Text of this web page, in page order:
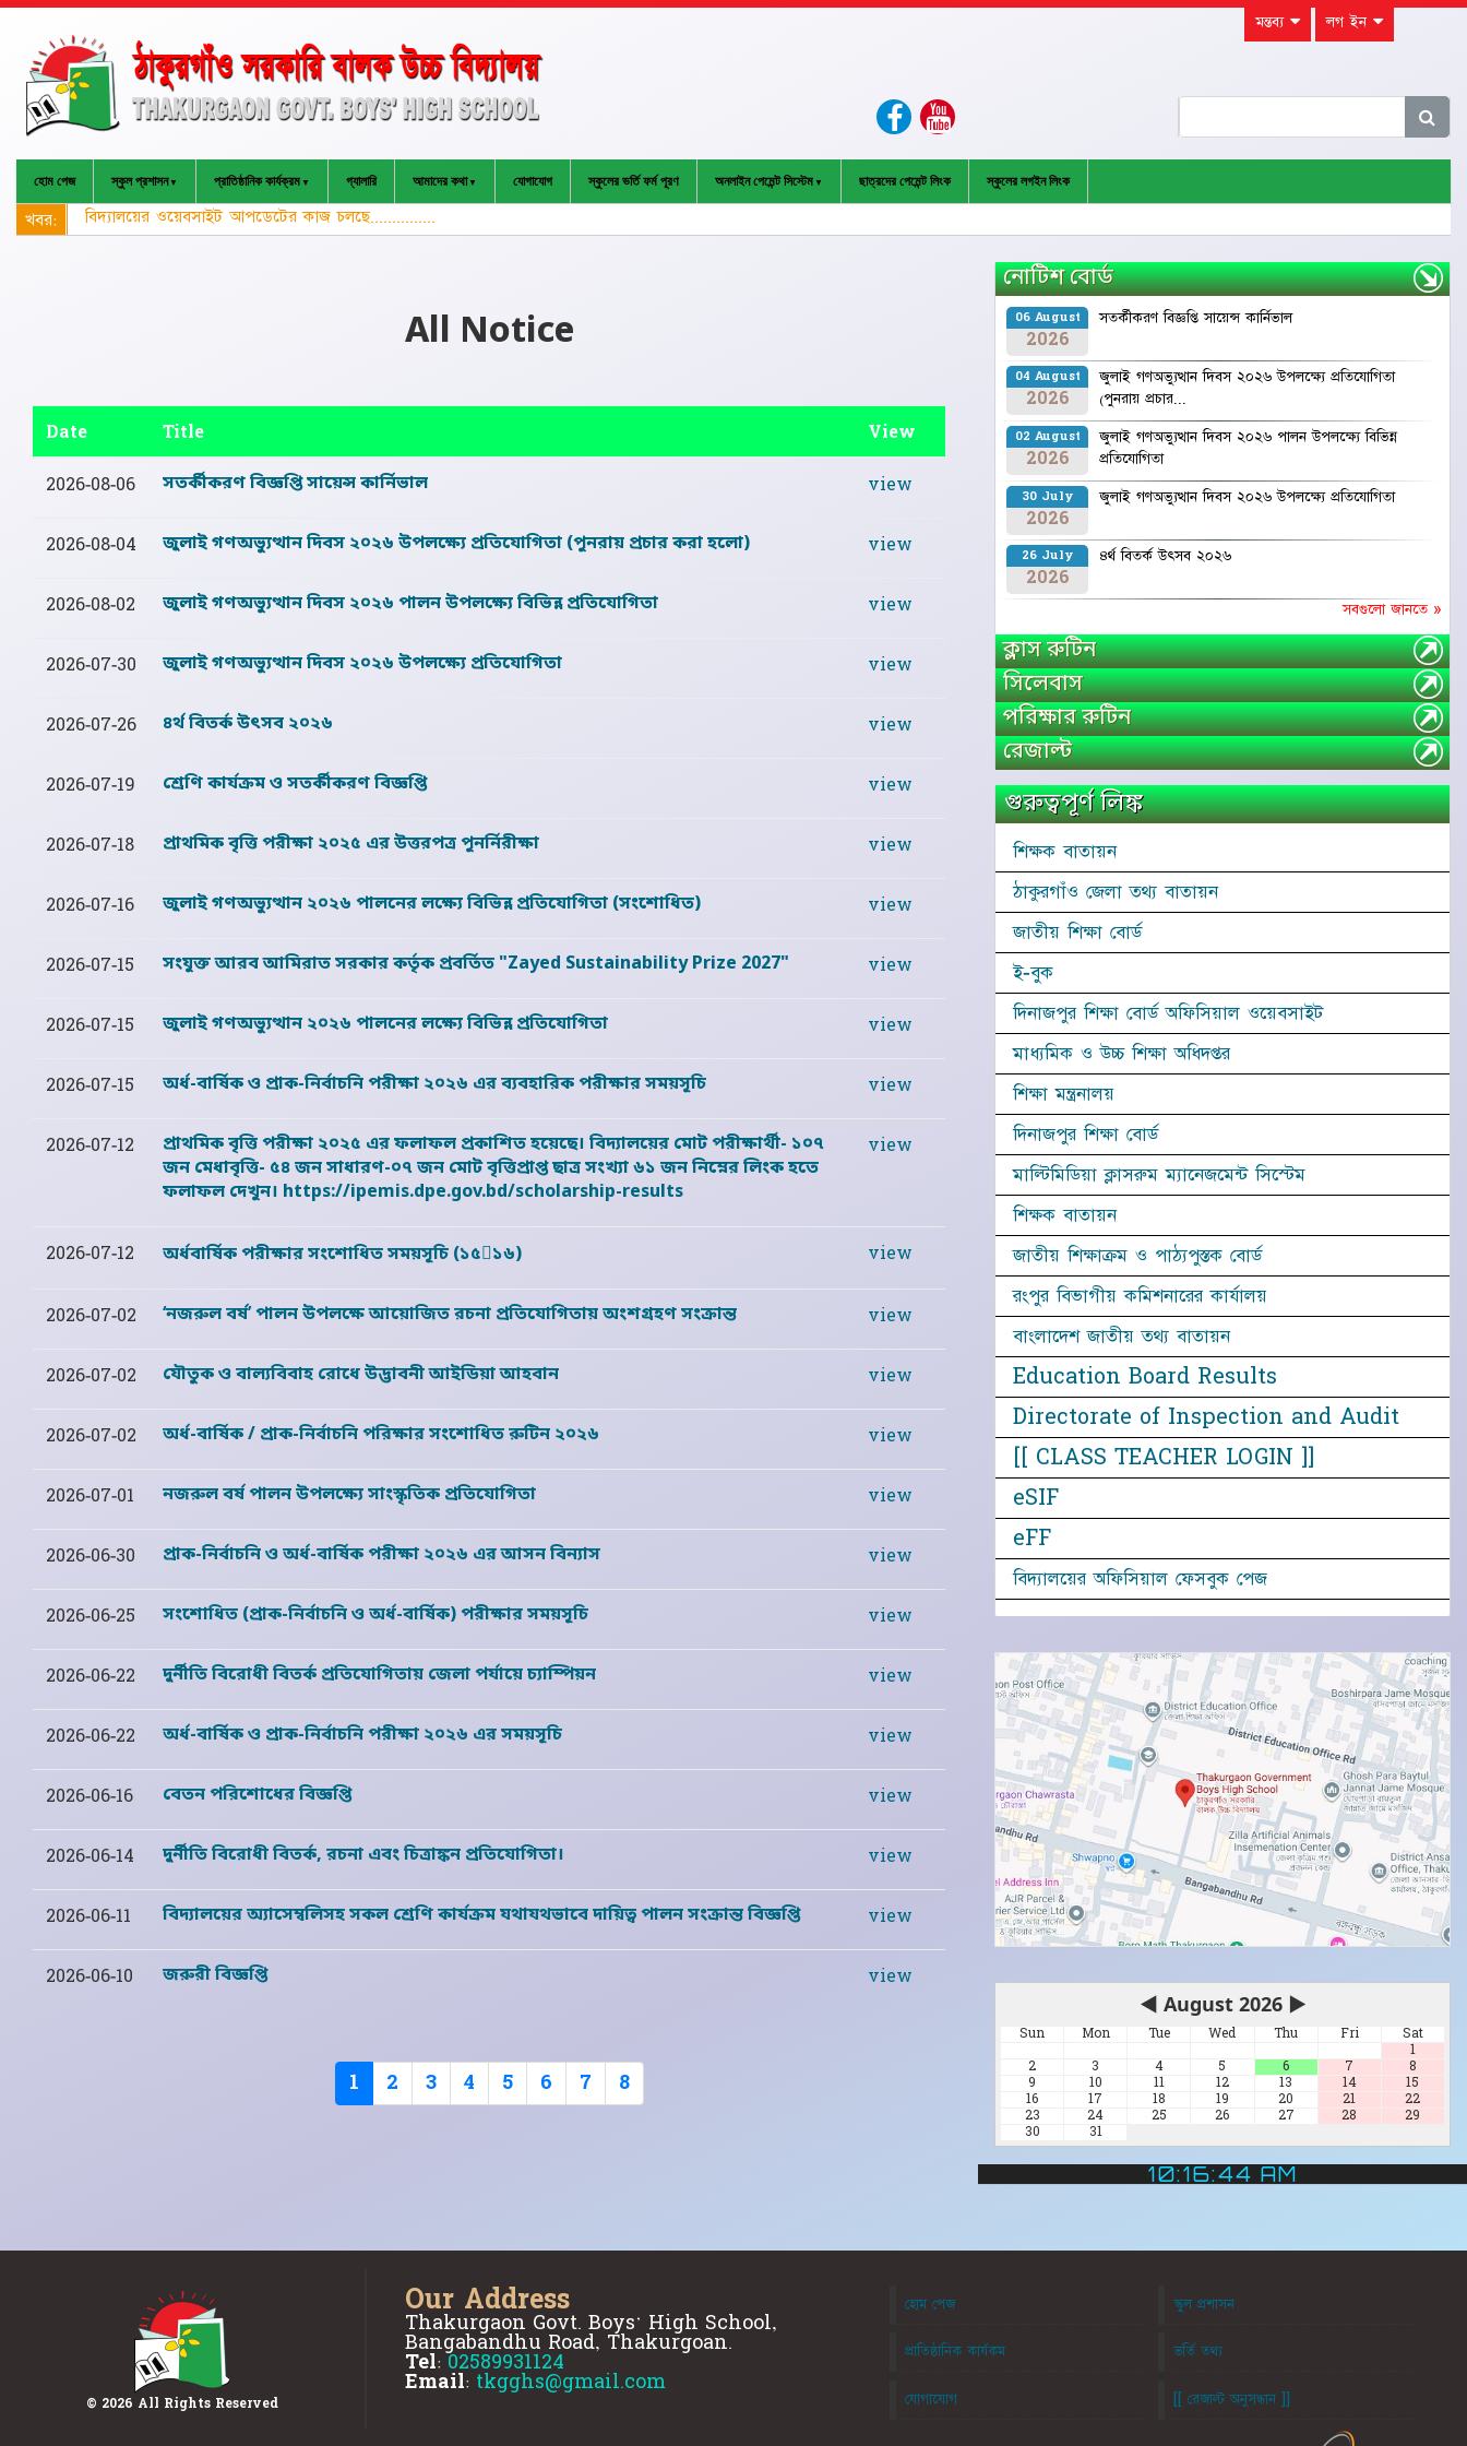
মন্তব্য লগ ইন
হোম পেজ স্কুল প্রশাসন প্রাতিষ্ঠানিক কার্যক্রম গ্যালারি আমাদের কথা যোগাযোগ স্কুলের ভর্তি ফর্ম পূরণ অনলাইন পেমেন্ট সিস্টেম ছাত্রদের পেমেন্ট লিংক স্কুলের লগইন লিংক
খবর: বিদ্যালয়ের ওয়েবসাইট আপডেটের কাজ চলছে...............
All Notice
Date Title View
2026-08-06 সতর্কীকরণ বিজ্ঞপ্তি ‍সায়েন্স কার্নিভাল view
2026-08-04 জুলাই গণঅভ্যুত্থান দিবস ২০২৬ উপলক্ষ্যে প্রতিযোগিতা (পুনরায় প্রচার করা হলো) view
2026-08-02 জুলাই গণঅভ্যুত্থান দিবস ২০২৬ পালন উপলক্ষ্যে বিভিন্ন প্রতিযোগিতা view
2026-07-30 জুলাই গণঅভ্যুত্থান দিবস ২০২৬ উপলক্ষ্যে প্রতিযোগিতা view
2026-07-26 ৪র্থ বিতর্ক উৎসব ২০২৬ view
2026-07-19 শ্রেণি কার্যক্রম ও সতর্কীকরণ বিজ্ঞপ্তি view
2026-07-18 প্রাথমিক বৃত্তি পরীক্ষা ২০২৫ এর উত্তরপত্র পুনর্নিরীক্ষা view
2026-07-16 জুলাই গণঅভ্যুত্থান ২০২৬ পালনের লক্ষ্যে বিভিন্ন প্রতিযোগিতা (সংশোধিত) view
2026-07-15 সংযুক্ত আরব আমিরাত সরকার কর্তৃক প্রবর্তিত "Zayed Sustainability Prize 2027" view
2026-07-15 জুলাই গণঅভ্যুত্থান ২০২৬ পালনের লক্ষ্যে বিভিন্ন প্রতিযোগিতা view
2026-07-15 অর্ধ-বার্ষিক ও প্রাক-নির্বাচনি পরীক্ষা ২০২৬ এর ব্যবহারিক পরীক্ষার সময়সূচি view
2026-07-12
প্রাথমিক বৃত্তি পরীক্ষা ২০২৫ এর ফলাফল প্রকাশিত হয়েছে। বিদ্যালয়ের মোট পরীক্ষার্থী- ১০৭
জন মেধাবৃত্তি- ৫৪ জন সাধারণ-০৭ জন মোট বৃত্তিপ্রাপ্ত ছাত্র সংখ্যা ৬১ জন নিম্নের লিংক হতে
ফলাফল দেখুন। https://ipemis.dpe.gov.bd/scholarship-results
view
2026-07-12 অর্ধবার্ষিক পরীক্ষার সংশোধিত সময়সূচি (১৫১৬) view
2026-07-02 ‘নজরুল বর্ষ’ পালন উপলক্ষে আয়োজিত রচনা প্রতিযোগিতায় অংশগ্রহণ সংক্রান্ত view
2026-07-02 যৌতুক ও বাল্যবিবাহ রোধে উদ্ভাবনী আইডিয়া আহবান view
2026-07-02 অর্ধ-বার্ষিক / প্রাক-নির্বাচনি পরিক্ষার সংশোধিত রুটিন ২০২৬ view
2026-07-01 নজরুল বর্ষ পালন উপলক্ষ্যে সাংস্কৃতিক প্রতিযোগিতা view
2026-06-30 প্রাক-নির্বাচনি ও অর্ধ-বার্ষিক পরীক্ষা ২০২৬ এর আসন বিন্যাস view
2026-06-25 সংশোধিত (প্রাক-নির্বাচনি ও অর্ধ-বার্ষিক) পরীক্ষার সময়সূচি view
2026-06-22 দুর্নীতি বিরোধী বিতর্ক প্রতিযোগিতায় জেলা পর্যায়ে চ্যাম্পিয়ন view
2026-06-22 অর্ধ-বার্ষিক ও প্রাক-নির্বাচনি পরীক্ষা ২০২৬ এর সময়সূচি view
2026-06-16 বেতন পরিশোধের বিজ্ঞপ্তি view
2026-06-14 দুর্নীতি বিরোধী বিতর্ক, রচনা এবং চিত্রাঙ্কন প্রতিযোগিতা। view
2026-06-11 বিদ্যালয়ের অ্যাসেম্বলিসহ সকল শ্রেণি কার্যক্রম যথাযথভাবে দায়িত্ব পালন সংক্রান্ত বিজ্ঞপ্তি view
2026-06-10 জরুরী বিজ্ঞপ্তি view
1(current)
2 3 4 5 6 7 8
নোটিশ বোর্ড
06 August
2026
সতর্কীকরণ বিজ্ঞপ্তি ‍সায়েন্স কার্নিভাল
04 August
2026
জুলাই গণঅভ্যুত্থান দিবস ২০২৬ উপলক্ষ্যে প্রতিযোগিতা
(পুনরায় প্রচার...
02 August
2026
জুলাই গণঅভ্যুত্থান দিবস ২০২৬ পালন উপলক্ষ্যে বিভিন্ন
প্রতিযোগিতা
30 July
2026
জুলাই গণঅভ্যুত্থান দিবস ২০২৬ উপলক্ষ্যে প্রতিযোগিতা
26 July
2026
৪র্থ বিতর্ক উৎসব ২০২৬
সবগুলো জানতে »
ক্লাস রুটিন
সিলেবাস
পরিক্ষার রুটিন
রেজাল্ট
গুরুত্বপূর্ণ লিঙ্ক
শিক্ষক বাতায়ন
ঠাকুরগাঁও জেলা তথ্য বাতায়ন
জাতীয় শিক্ষা বোর্ড
ই-বুক
দিনাজপুর শিক্ষা বোর্ড অফিসিয়াল ওয়েবসাইট
মাধ্যমিক ও উচ্চ শিক্ষা অধিদপ্তর
শিক্ষা মন্ত্রনালয়
দিনাজপুর শিক্ষা বোর্ড
মাল্টিমিডিয়া ক্লাসরুম ম্যানেজমেন্ট সিস্টেম
শিক্ষক বাতায়ন
জাতীয় শিক্ষাক্রম ও পাঠ্যপুস্তক বোর্ড
রংপুর বিভাগীয় কমিশনারের কার্যালয়
বাংলাদেশ জাতীয় তথ্য বাতায়ন
Education Board Results
Directorate of Inspection and Audit
[[ CLASS TEACHER LOGIN ]]
eSIF
eFF
বিদ্যালয়ের অফিসিয়াল ফেসবুক পেজ
◀ August 2026 ▶
Sun Mon Tue Wed Thu Fri
Sat
1
2
3 4 5 6 7
8
9
10 11 12 13 14
15
16
17 18 19 20 21
22
23
24 25 26 27 28
29
30
31
10:16:45 AM
© 2026 All Rights Reserved
Our Address
Thakurgaon Govt. Boys' High School,
Bangabandhu Road, Thakurgoan.
Tel: 02589931124
Email: tkgghs@gmail.com
হোম পেজ স্কুল প্রশাসন
প্রাতিষ্ঠানিক কার্যকম ভর্তি তথ্য
যোগাযোগ [[ রেজাল্ট অনুসন্ধান ]]